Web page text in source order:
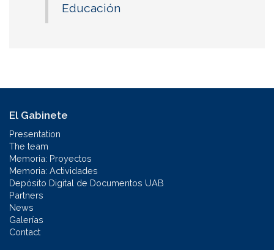
Educación
El Gabinete
Presentation
The team
Memoria: Proyectos
Memoria: Actividades
Depósito Digital de Documentos UAB
Partners
News
Galerías
Contact